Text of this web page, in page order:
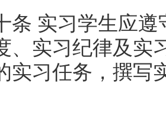
实习学生应遵
、实习纪律及实
实习任务，撰写